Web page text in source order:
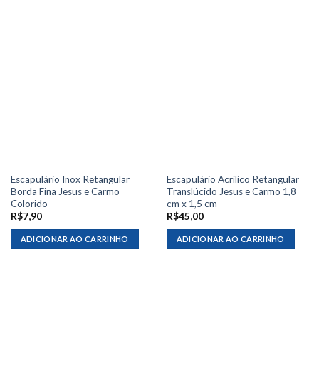
Escapulário Inox Retangular
Borda Fina Jesus e Carmo
Colorido
R$7,90
ADICIONAR AO CARRINHO
Escapulário Acrílico Retangular
Translúcido Jesus e Carmo 1,8
cm x 1,5 cm
R$45,00
ADICIONAR AO CARRINHO